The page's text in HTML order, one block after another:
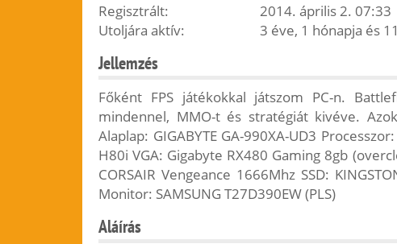
Regisztrált:
2014. április 2. 07:33
Utoljára aktív:
3 éve, 1 hónapja és
Jellemzés
Főként FPS játékokkal játszom PC-n.
mindennel, MMO-t és stratégiát kivéve.
Alaplap: GIGABYTE GA-990XA-UD3
H80i VGA: Gigabyte RX480 Gaming 8gb
CORSAIR Vengeance 1666Mhz SSD:
Monitor: SAMSUNG T27D390EW (PLS)
Aláírás